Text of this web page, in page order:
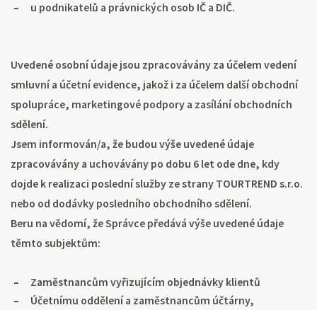
u podnikatelů a právnických osob IČ a DIČ.
Uvedené osobní údaje jsou zpracovávány za účelem vedení
smluvní a účetní evidence, jakož i za účelem další obchodní
spolupráce, marketingové podpory a zasílání obchodních
sdělení.
Jsem informován/a, že budou výše uvedené údaje
zpracovávány a uchovávány po dobu 6 let ode dne, kdy
dojde k realizaci poslední služby ze strany TOURTREND s.r.o.
nebo od dodávky posledního obchodního sdělení.
Beru na vědomí, že Správce předává výše uvedené údaje
těmto subjektům:
Zaměstnancům vyřizujícím objednávky klientů
Účetnímu oddělení a zaměstnancům účtárny,